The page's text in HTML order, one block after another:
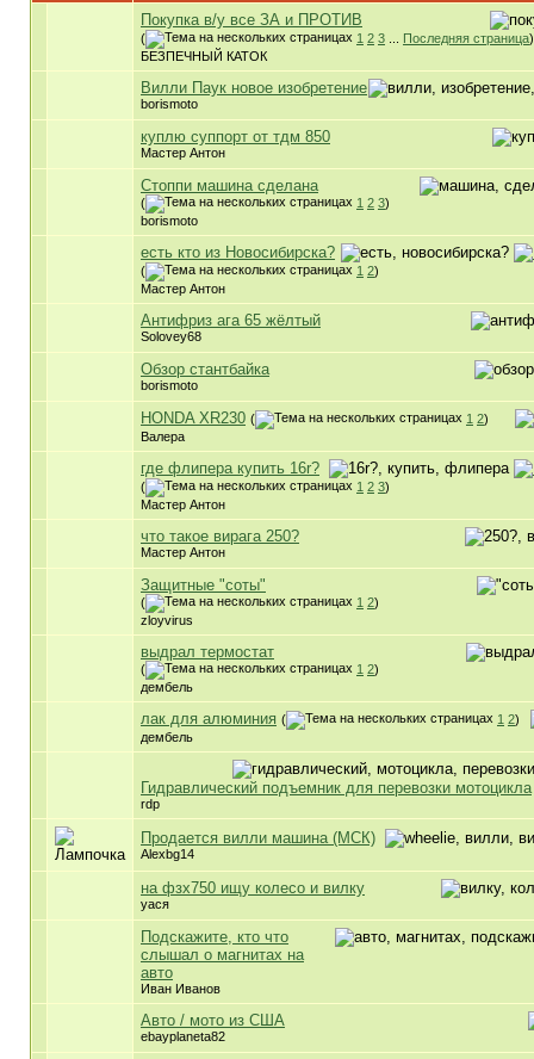
Покупка в/у все ЗА и ПРОТИВ
( 1 2 3 Последняя страница)
БЕЗПЕЧНЫЙ КАТОК
Вилли Паук новое изобретение
borismoto
куплю суппорт от тдм 850
Мастер Антон
Стоппи машина сделана
( 1 2 3)
borismoto
есть кто из Новосибирска?
( 1 2)
Мастер Антон
Антифриз ага 65 жёлтый
Solovey68
Обзор стантбайка
borismoto
HONDA XR230 ( 1 2)
Валера
где флипера купить 16r?
( 1 2 3)
Мастер Антон
что такое вирага 250?
Мастер Антон
Защитные "соты"
( 1 2)
zloyvirus
выдрал термостат
( 1 2)
дембель
лак для алюминия ( 1 2)
дембель
Гидравлический подъемник для перевозки мотоцикла
rdp
Продается вилли машина (МСК)
Alexbg14
на фзх750 ищу колесо и вилку
уася
Подскажите, кто что
слышал о магнитах на
авто
Иван Иванов
Авто / мото из США
ebayplaneta82